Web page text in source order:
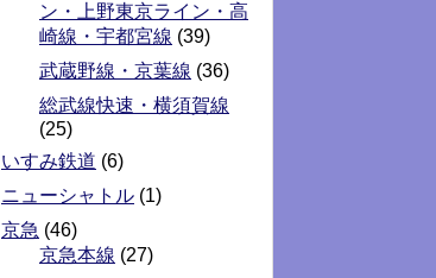
ン・上野東京ライン・高
崎線・宇都宮線 (39)
武蔵野線・京葉線 (36)
総武線快速・横須賀線
(25)
いすみ鉄道 (6)
ニューシャトル (1)
京急 (46)
京急本線 (27)